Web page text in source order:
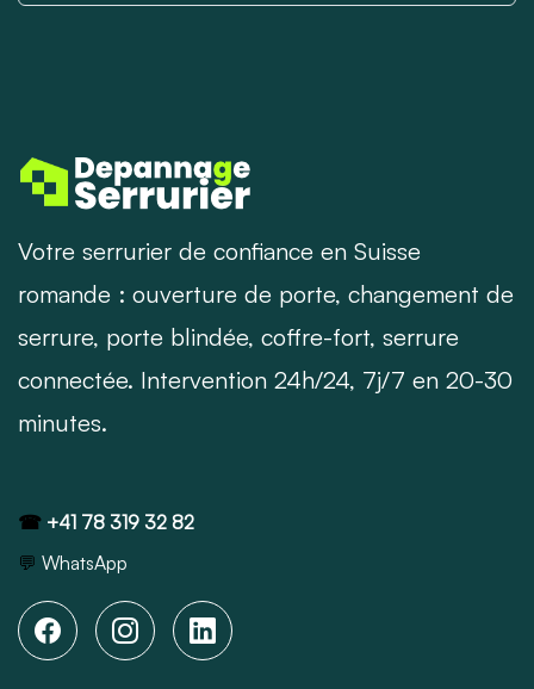
Votre serrurier de confiance en Suisse
romande : ouverture de porte, changement de
serrure, porte blindée, coffre-fort, serrure
connectée. Intervention 24h/24, 7j/7 en 20-30
minutes.
☎ +41 78 319 32 82
💬 WhatsApp